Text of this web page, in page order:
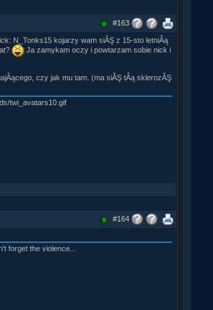
#163
N_Tonks15 kojarzy wam siĂŞ z 15-sto letniÂą
Ja zamykam oczy i powtarzam sobie nick i
czy jak mu tam. (ma siĂŞ tÂą sklerozĂŞ
#164
forget the violence...